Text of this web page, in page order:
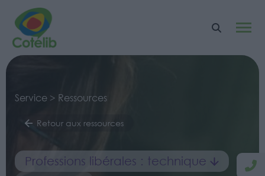
Service > Ressources
Retour aux ressources
Professions libérales : technique